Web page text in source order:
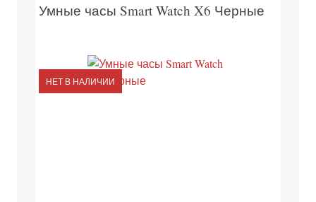
Умные часы Smart Watch X6 Черные
НЕТ В НАЛИЧИИ